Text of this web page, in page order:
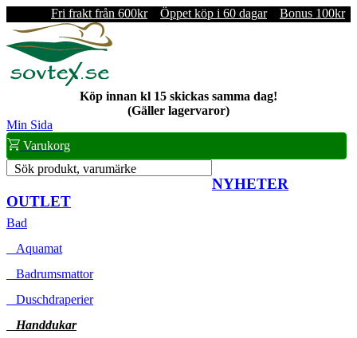
Fri frakt från 600kr Öppet köp i 60 dagar Bonus 100kr
Köp innan kl 15 skickas samma dag!
(Gäller lagervaror)
Min Sida
Varukorg
Sök produkt, varumärke
NYHETER
OUTLET
Bad
Aquamat
Badrumsmattor
Duschdraperier
Handdukar